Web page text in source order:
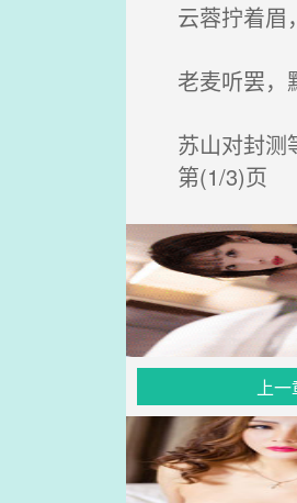
云蓉拧着眉
老麦听罢，
苏山对封测
第(1/3)页
上一